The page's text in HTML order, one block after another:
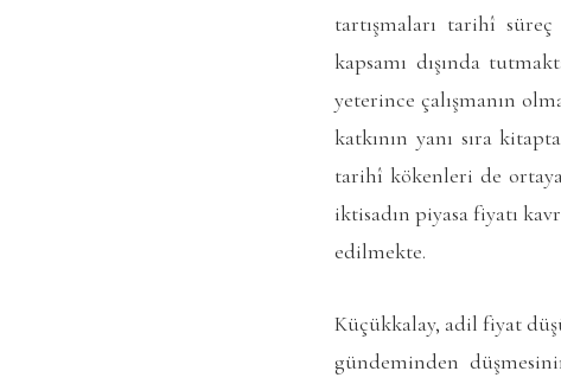
tartışmaları tarihî
kapsamı dışında
yeterince çalışmanın
katkının yanı sıra
tarihî kökenleri de
iktisadın piyasa fiyatı
edilmekte.
Küçükkalay, adil fiyat
gündeminden